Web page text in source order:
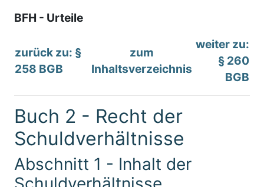
BFH - Urteile
zurück zu: §
258 BGB
zum
Inhaltsverzeichnis
weiter zu:
§ 260
BGB
Buch 2 - Recht der
Schuldverhältnisse
Abschnitt 1 - Inhalt der